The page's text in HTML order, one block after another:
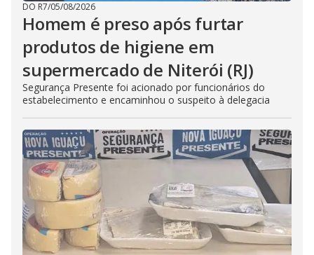
DO R7/05/08/2026
Homem é preso após furtar
produtos de higiene em
supermercado de Niterói (RJ)
Segurança Presente foi acionado por funcionários do
estabelecimento e encaminhou o suspeito à delegacia